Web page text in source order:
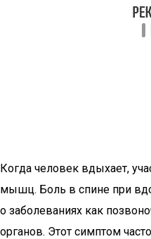
Когда человек вдыхает,
мышц. Боль в спине при
о заболеваниях как
органов. Этот симптом